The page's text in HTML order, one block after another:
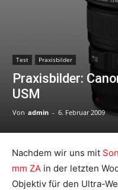
Test Praxisbilder
Praxisbilder:
USM
Von admin - 6. Februar 2009
Nachdem wir uns mit
mm ZA in der letzten
Objektiv für den Ultra-